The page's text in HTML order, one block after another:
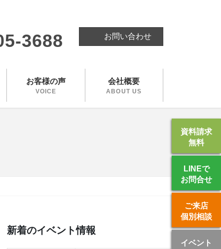
3688 お問い合わせ
お客様の声
VOICE
会社概要
ABOUT US
新着のイベント情報
資料請求
無料
LINEで
お問合せ
ご来店
個別相談
イベント